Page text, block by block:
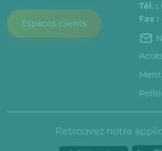
Espaces clients
Tél. :
Fax :
Retrouvez notre